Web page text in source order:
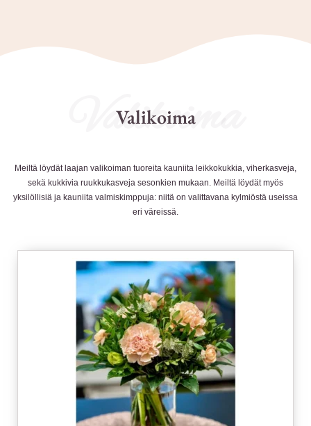
Valikoima
Meiltä löydät laajan valikoiman tuoreita kauniita leikkokukkia, viherkasveja,
sekä kukkivia ruukkukasveja sesonkien mukaan. Meiltä löydät myös
yksilöllisiä ja kauniita valmiskimppuja: niitä on valittavana kylmiöstä useissa
eri väreissä.
Valikoima